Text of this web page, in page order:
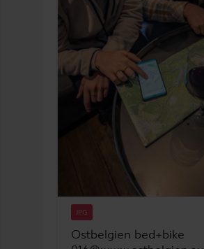
JPG
Ostbelgien bed+bike